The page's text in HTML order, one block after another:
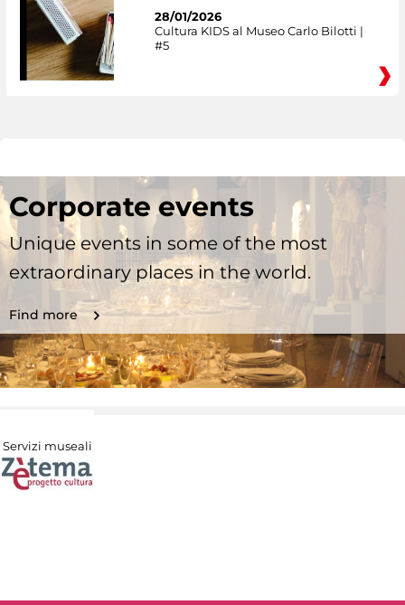
28/01/2026
Cultura KIDS al Museo Carlo Bilotti |
#5
Corporate events
Unique events in some of the most
extraordinary places in the world.
Find more
Servizi museali